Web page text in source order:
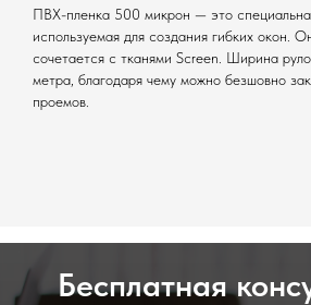
ПВХ-пленка 500 микрон — это
используемая для создания гибких окон.
сочетается с тканями Screen. Ширина
метра, благодаря чему можно безшовно
проемов.
Бесплатная